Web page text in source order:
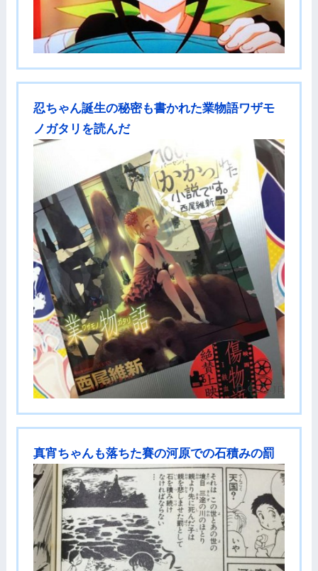
忍ちゃん誕生の秘密も書かれた業物語ワザモ
ノガタリを読んだ
真宵ちゃんも落ちた賽の河原での石積みの罰